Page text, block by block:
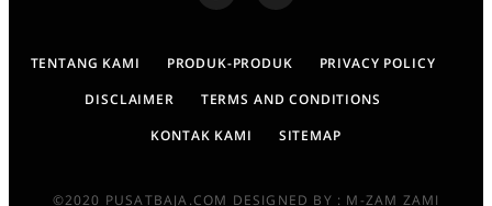
TENTANG KAMI PRODUK-PRODUK
PRIVACY POLICY
DISCLAIMER
TERMS AND CONDITIONS
KONTAK KAMI
SITEMAP
©2020 PUSATBAJA.COM DESIGNED BY : M-ZAM ZAMI